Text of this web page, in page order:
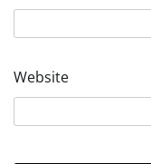
Website